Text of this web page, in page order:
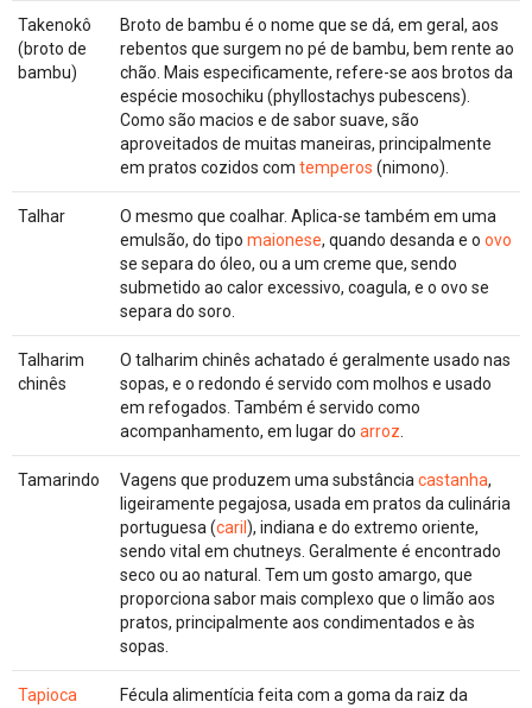
Takenokô
(broto de
bambu)
Broto de bambu é o nome que se dá, em geral, aos
rebentos que surgem no pé de bambu, bem rente ao
chão. Mais especificamente, refere-se aos brotos da
espécie mosochiku (phyllostachys pubescens).
Como são macios e de sabor suave, são
aproveitados de muitas maneiras, principalmente
em pratos cozidos com temperos (nimono).
Talhar
O mesmo que coalhar. Aplica-se também em uma
emulsão, do tipo maionese, quando desanda e o ovo
se separa do óleo, ou a um creme que, sendo
submetido ao calor excessivo, coagula, e o ovo se
separa do soro.
Talharim
chinês
O talharim chinês achatado é geralmente usado nas
sopas, e o redondo é servido com molhos e usado
em refogados. Também é servido como
acompanhamento, em lugar do arroz
Tamarindo Vagens que produzem uma substância castanha,
ligeiramente pegajosa, usada em pratos da culinária
portuguesa (caril ), indiana e do extremo oriente,
sendo vital em chutneys. Geralmente é encontrado
seco ou ao natural. Tem um gosto amargo, que
proporciona sabor mais complexo que o limão aos
pratos, principalmente aos condimentados e às
sopas.
Tapioca
Fécula alimentícia feita com a goma da raiz da